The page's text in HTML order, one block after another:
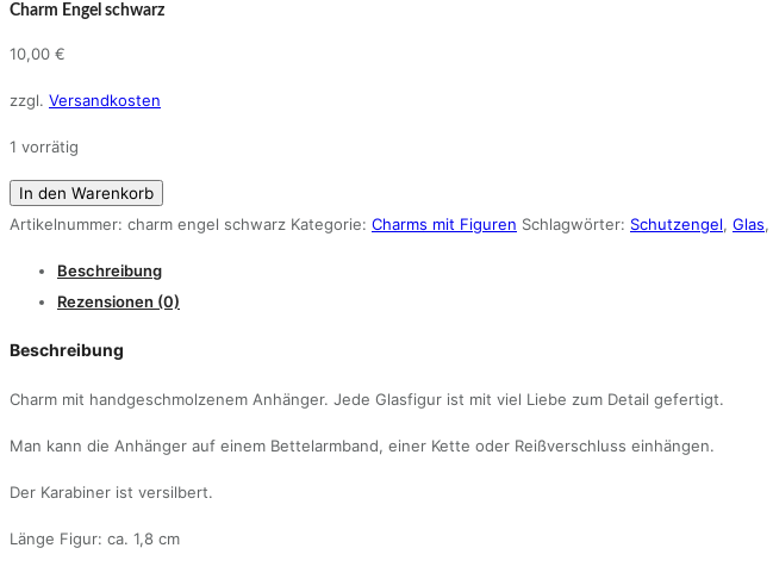
Charm Engel schwarz
10,00 €
zzgl. Versandkosten
1 vorrätig
Charm
Engel
Menge
In den Warenkorb
Artikelnummer: charm engel schwarz Kategorie: Charms mit Figuren Schlagwörter: Schutzengel, Glas,
Beschreibung
Rezensionen (0)
Beschreibung
Charm mit handgeschmolzenem Anhänger. Jede Glasfigur ist mit viel Liebe zum Detail gefertigt.
Man kann die Anhänger auf einem Bettelarmband, einer Kette oder Reißverschluss einhängen.
Der Karabiner ist versilbert.
Länge Figur: ca. 1,8 cm